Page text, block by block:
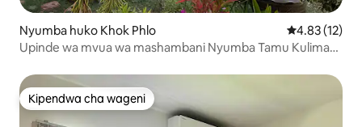
Nyumba huko Khok Phlo Ukadiriaji wa
4.83 (12)
Upinde wa mvua wa mashambani Nyumba Tamu Kulima
Kipendwa cha wageni
Kipendwa cha wageni